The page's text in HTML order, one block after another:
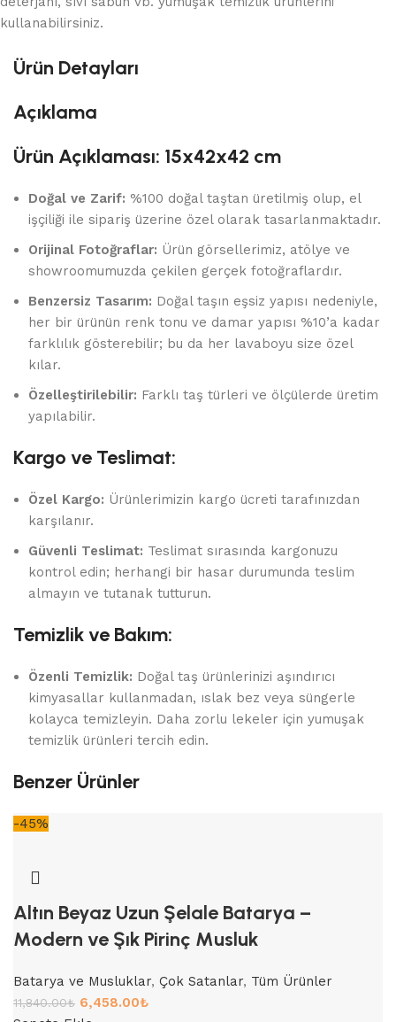
kullanabilirsiniz.
Ürün Detayları
Açıklama
Ürün Açıklaması: 15x42x42 cm
Doğal ve Zarif: %100 doğal taştan üretilmiş olup, el
işçiliği ile sipariş üzerine özel olarak tasarlanmaktadır.
Orijinal Fotoğraflar: Ürün görsellerimiz, atölye ve
showroomumuzda çekilen gerçek fotoğraflardır.
Benzersiz Tasarım: Doğal taşın eşsiz yapısı nedeniyle,
her bir ürünün renk tonu ve damar yapısı %10’a kadar
farklılık gösterebilir; bu da her lavaboyu size özel
kılar.
Özelleştirilebilir: Farklı taş türleri ve ölçülerde üretim
yapılabilir.
Kargo ve Teslimat:
Özel Kargo: Ürünlerimizin kargo ücreti tarafınızdan
karşılanır.
Güvenli Teslimat: Teslimat sırasında kargonuzu
kontrol edin; herhangi bir hasar durumunda teslim
almayın ve tutanak tutturun.
Temizlik ve Bakım:
Özenli Temizlik: Doğal taş ürünlerinizi aşındırıcı
kimyasallar kullanmadan, ıslak bez veya süngerle
kolayca temizleyin. Daha zorlu lekeler için yumuşak
temizlik ürünleri tercih edin.
Benzer Ürünler
-45%
Altın Beyaz Uzun Şelale Batarya –
Modern ve Şık Pirinç Musluk
Batarya ve Musluklar, Çok Satanlar, Tüm Ürünler
11,840.00₺ 6,458.00₺